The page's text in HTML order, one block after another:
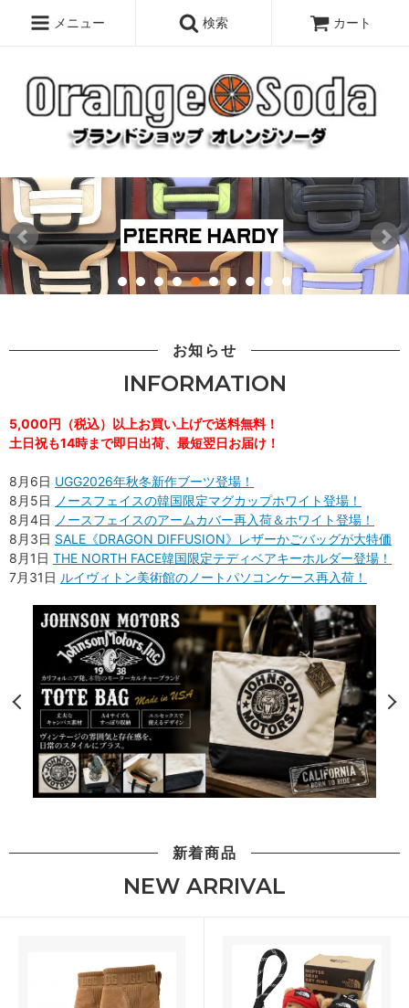
メニュー 検索 カート
お知らせ
INFORMATION
5,000円（税込）以上お買い上げで送料無料！
土日祝も14時まで即日出荷、最短翌日お届け！
8月6日 UGG2026年秋冬新作ブーツ登場！
8月5日 ノースフェイスの韓国限定マグカップホワイト登場！
8月4日 ノースフェイスのアームカバー再入荷＆ホワイト登場！
8月3日 SALE《DRAGON DIFFUSION》レザーかごバッグが大特価
8月1日 THE NORTH FACE韓国限定テディベアキーホルダー登場！
7月31日 ルイヴィトン美術館のノートパソコンケース再入荷！
新着商品
NEW ARRIVAL